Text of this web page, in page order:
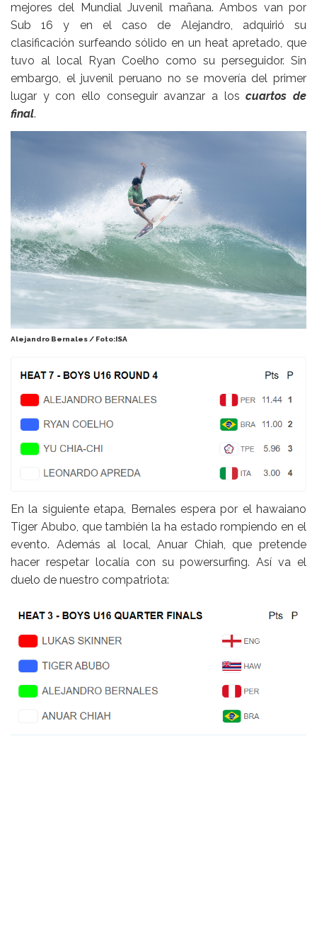
mejores del Mundial Juvenil mañana. Ambos van por
Sub 16 y en el caso de Alejandro, adquirió su
clasificación surfeando sólido en un heat apretado, que
tuvo al local Ryan Coelho como su perseguidor. Sin
embargo, el juvenil peruano no se movería del primer
lugar y con ello conseguir avanzar a loscuartos de
final.
Alejandro Bernales / Foto:ISA
En la siguiente etapa, Bernales espera por el hawaiano
Tiger Abubo, que también la ha estado rompiendo en el
evento. Además al local, Anuar Chiah, que pretende
hacer respetar localía con su powersurfing. Así va el
duelo de nuestro compatriota: